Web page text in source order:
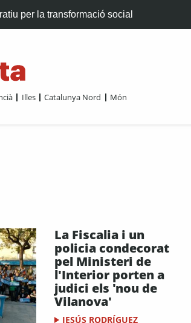
per la transformació social
Illes Catalunya Nord Món
La Fiscalia i un
policia condecorat
pel Ministeri de
l'Interior porten a
judici els 'nou de
Vilanova'
JESÚS RODRÍGUEZ